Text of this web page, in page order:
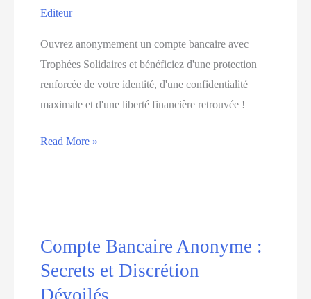
et
Editeur
Ouvrez anonymement un compte bancaire avec
Trophées Solidaires et bénéficiez d'une protection
renforcée de votre identité, d'une confidentialité
maximale et d'une liberté financière retrouvée !
Ouvrez
la
Read More »
Compte Bancaire Anonyme :
Secrets et Discrétion
Dévoilés